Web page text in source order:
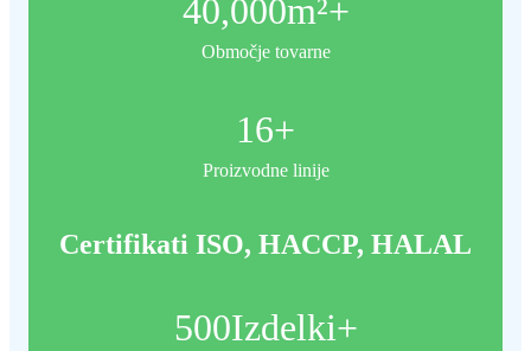
40,000m²+
Območje tovarne
16+
Proizvodne linije
Certifikati ISO, HACCP, HALAL
500Izdelki+